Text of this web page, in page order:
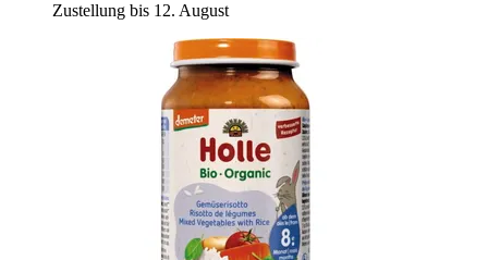
Zustellung bis 12. August